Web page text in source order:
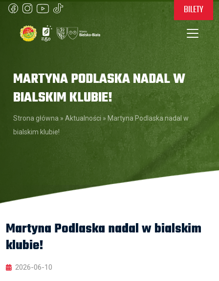
BILETY
MARTYNA PODLASKA NADAL W
BIALSKIM KLUBIE!
Strona główna » Aktualności » Martyna Podlaska nadal w
bialskim klubie!
Martyna Podlaska nadal w bialskim
klubie!
2026-06-10